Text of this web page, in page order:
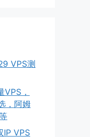
VPS测
，
，阿姆
IP VPS